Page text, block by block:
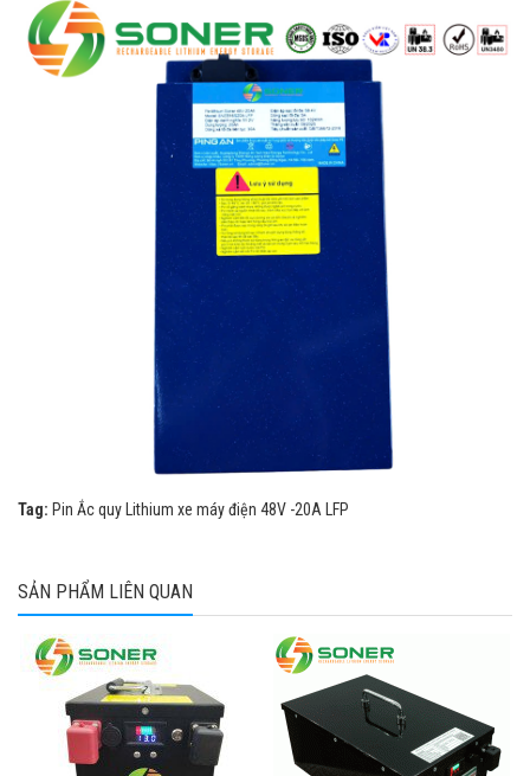
Tag: Pin Ắc quy Lithium xe máy điện 48V -20A LFP
SẢN PHẨM LIÊN QUAN